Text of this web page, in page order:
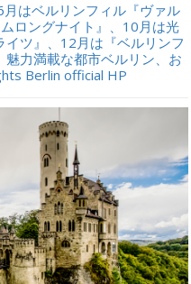
はベルリンフィル『ヴァル
ロングナイト』、10月は光
ツ』、12月は『ベルリンフ
力満載な都市ベルリン、お
Berlin official HP